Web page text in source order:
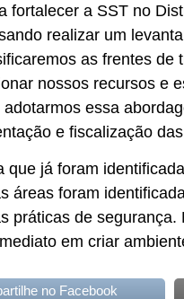
fortalecer a SST no
realizar um
as frentes de
nossos recursos e
essa
e fiscalização
que já foram
áreas foram
práticas de
em criar
no Facebook